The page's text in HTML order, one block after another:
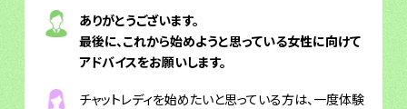
ありがとうございます。
最後に、これから始めようと思っている女性に向けて
アドバイスをお願いします。
チャットレディを始めたいと思っている方は、一度体験